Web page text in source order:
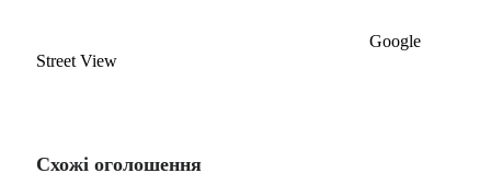
Google
Street View
Схожі оголошення